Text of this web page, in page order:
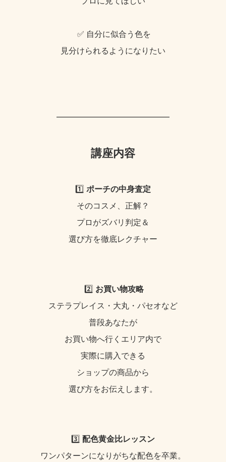
✅ 自分に似合う色を
見分けられるようになりたい
━━━━━━━━━━━━━━
講座内容
1️⃣ ポーチの中身査定
そのコスメ、正解？
プロがズバリ判定＆
選び方を徹底レクチャー
2️⃣ お買い物攻略
ステラプレイス・大丸・パセオなど
普段あなたが
お買い物へ行くエリア内で
実際に購入できる
ショップの商品から
選び方をお伝えします。
3️⃣ 配色黄金比レッスン
ワンパターンになりがちな配色を卒業。